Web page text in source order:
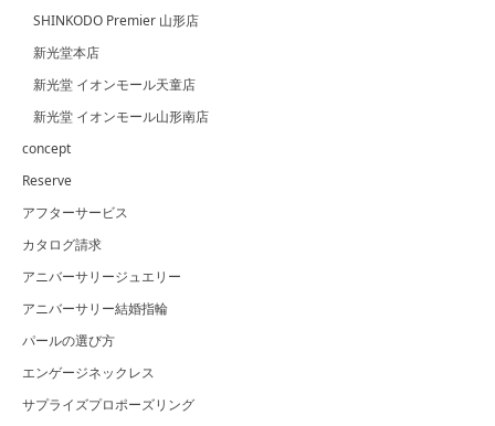
SHINKODO Premier 山形店
新光堂本店
新光堂 イオンモール天童店
新光堂 イオンモール山形南店
concept
Reserve
アフターサービス
カタログ請求
アニバーサリージュエリー
アニバーサリー結婚指輪
パールの選び方
エンゲージネックレス
サプライズプロポーズリング